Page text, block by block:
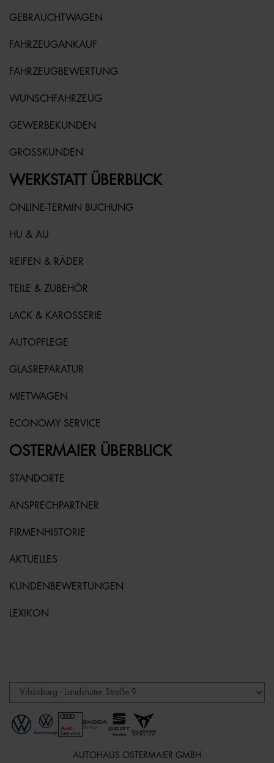
GEBRAUCHTWAGEN
FAHRZEUGANKAUF
FAHRZEUGBEWERTUNG
WUNSCHFAHRZEUG
GEWERBEKUNDEN
GROSSKUNDEN
WERKSTATT ÜBERBLICK
ONLINE-TERMIN BUCHUNG
HU & AU
REIFEN & RÄDER
TEILE & ZUBEHÖR
LACK & KAROSSERIE
AUTOPFLEGE
GLASREPARATUR
MIETWAGEN
ECONOMY SERVICE
OSTERMAIER ÜBERBLICK
STANDORTE
ANSPRECHPARTNER
FIRMENHISTORIE
AKTUELLES
KUNDENBEWERTUNGEN
LEXIKON
AUTOHAUS OSTERMAIER GMBH